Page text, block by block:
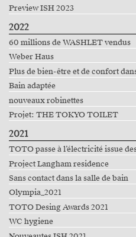
Preview ISH 2023
2022
60 millions de WASHLET vendus
Weber Haus
Plus de bien-être et de confort
Bain adaptée
nouveaux robinettes
Projet: THE TOKYO TOILET
2021
TOTO passe à l’électricité issue
Project Langham residence
Sans contact dans la salle de bain
Olympia_2021
TOTO Desing Awards 2021
WC hygiene